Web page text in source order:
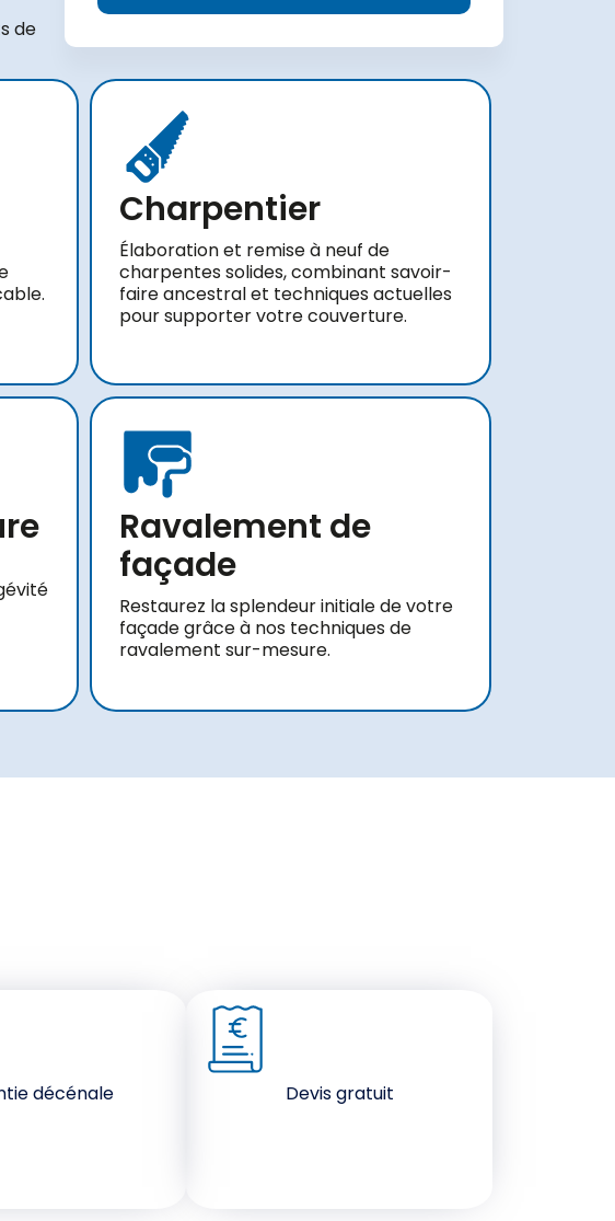
de
Charpentier
Élaboration et remise à neuf de
charpentes solides, combinant savoir-
faire ancestral et techniques actuelles
pour supporter votre couverture.
Ravalement de
façade
Restaurez la splendeur initiale de votre
façade grâce à nos techniques de
ravalement sur-mesure.
décénale Devis gratuit